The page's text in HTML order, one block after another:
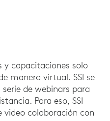
capacitaciones solo
manera virtual. SSI se
de webinars para
Para eso, SSI
video colaboración con